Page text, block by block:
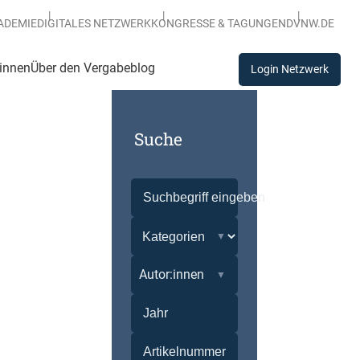
DIGITALES NETZWERKKONGRESSE & TAGUNGENDVNW.DE
Über den Vergabeblog Login Netzwerk
Suche
Autor:innen